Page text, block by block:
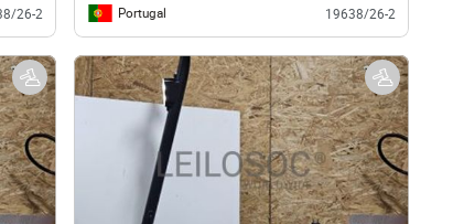
26-2 Portugal 19638/26-2